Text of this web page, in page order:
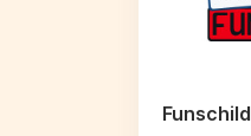
Funschild